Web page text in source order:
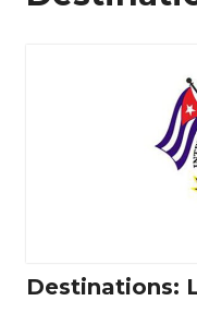
Destinations: